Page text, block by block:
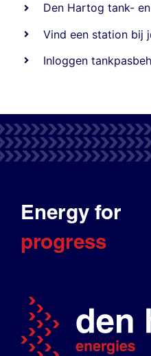
Den Hartog tank-
Vind een station bij
Inloggen
Energy for
progress